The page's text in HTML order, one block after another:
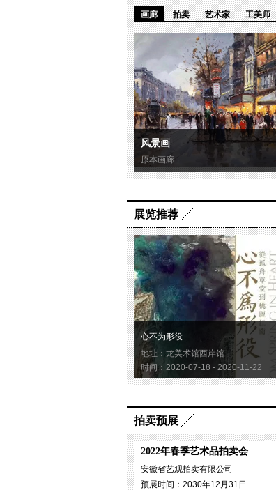
画廊 拍卖 艺术家 工美师
风景画
原本画廊
展览推荐
心不为形役
地址：龙美术馆西岸馆
时间：2020-07-18 - 2020-11-22
拍卖预展
2022年春季艺术品拍卖会
安徽省艺观拍卖有限公司
预展时间：2030年12月31日